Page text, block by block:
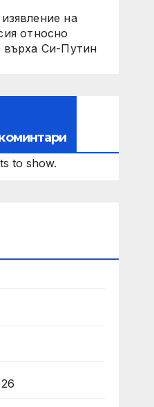
на
относно
върха Си-Путин
to show.